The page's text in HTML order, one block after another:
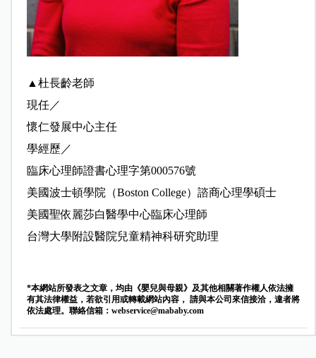
▲杜長齡老師
現任／
懷仁發展中心主任
學經歷／
臨床心理師證書心理字第000576號
美國波士頓學院（Boston College）諮商心理學碩士
美國聖依麗莎白醫學中心臨床心理師
台灣大學附設醫院兒童精神科研究助理
*本網站所發表之文章，均由《嬰兒與母親》及其他相關著作權人依法擁
有其法律權益，若欲引用或轉載網站內容， 請與本公司來信接洽，違者將
依法處理。聯絡信箱： webservice@mababy.com